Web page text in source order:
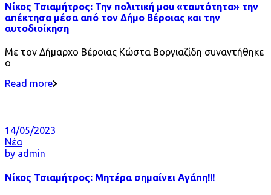
Νίκος Τσιαμήτρος: Την πολιτική μου «ταυτότητα» την
απέκτησα μέσα από τον Δήμο Βέροιας και την
αυτοδιοίκηση
Με τον Δήμαρχο Βέροιας Κώστα Βοργιαζίδη συναντήθηκε
ο
Read more
14/05/2023
Νέα
by admin
Νίκος Τσιαμήτρος: Μητέρα σημαίνει Αγάπη!!!